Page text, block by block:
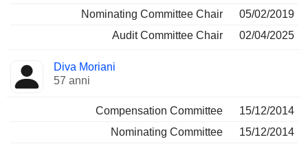
Nominating Committee Chair
05/02/2019
Audit Committee Chair
02/04/2025
Diva Moriani
57 anni
Compensation Committee
15/12/2014
Nominating Committee
15/12/2014